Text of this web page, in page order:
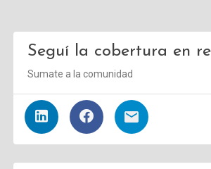
Seguí la cobertura en
Sumate a la comunidad